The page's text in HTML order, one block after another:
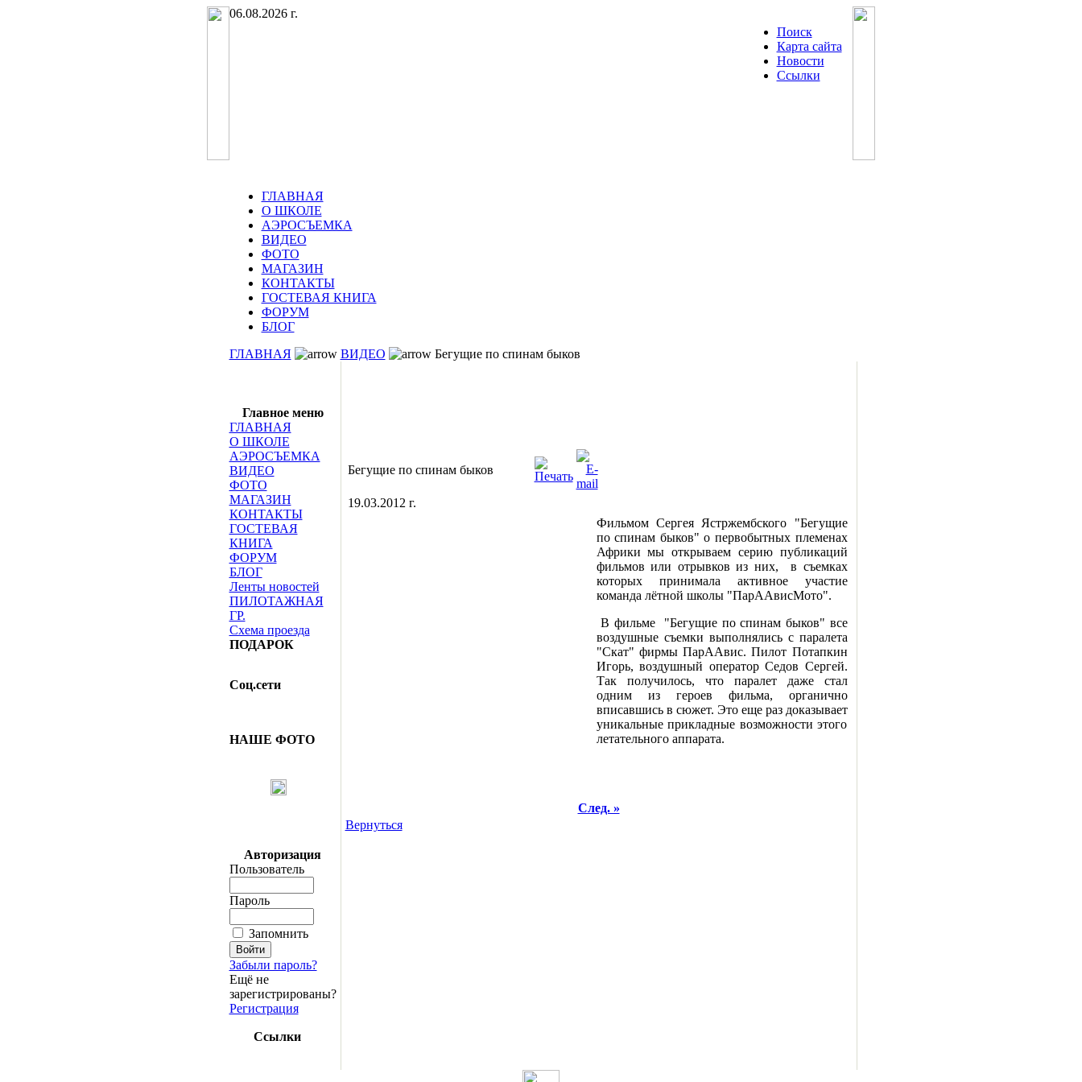
06.08.2026 г.
Поиск
Карта сайта
Новости
Ссылки
ГЛАВНАЯ
О ШКОЛЕ
АЭРОСЪЕМКА
ВИДЕО
ФОТО
МАГАЗИН
КОНТАКТЫ
ГОСТЕВАЯ КНИГА
ФОРУМ
БЛОГ
ГЛАВНАЯ
ВИДЕО Бегущие по спинам быков
Главное меню
ГЛАВНАЯ
О ШКОЛЕ
АЭРОСЪЕМКА
ВИДЕО
ФОТО
МАГАЗИН
КОНТАКТЫ
ГОСТЕВАЯ
КНИГА
ФОРУМ
БЛОГ
Ленты новостей
ПИЛОТАЖНАЯ
ГР.
Схема проезда
ПОДАРОК
Соц.сети
НАШЕ ФОТО
Авторизация
Пользователь
Пароль
Запомнить
Забыли пароль?
Ещё не
зарегистрированы?
Регистрация
Ссылки
Бегущие по спинам быков
19.03.2012 г.
Фильмом Сергея Ястржембского "Бегущие
по спинам быков" о первобытных племенах
Африки мы открываем серию публикаций
фильмов или отрывков из них, в съемках
которых принимала активное участие
команда лётной школы "ПарААвисМото".
В фильме "Бегущие по спинам быков" все
воздушные съемки выполнялись с паралета
"Скат" фирмы ПарААвис. Пилот Потапкин
Игорь, воздушный оператор Седов Сергей.
Так получилось, что паралет даже стал
одним из героев фильма, органично
вписавшись в сюжет. Это еще раз доказывает
уникальные прикладные возможности этого
летательного аппарата.
След. »
Вернуться